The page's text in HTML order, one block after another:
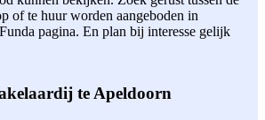
of te huur worden aangeboden in
pagina. En plan bij interesse gelijk
te Apeldoorn